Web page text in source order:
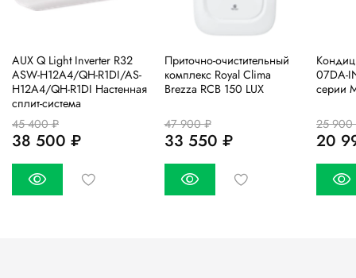
AUX Q Light Inverter R32
ASW-H12A4/QH-R1DI/AS-
H12A4/QH-R1DI Настенная
сплит-система
45 400 ₽
38 500 ₽
Приточно-очистительный
комплекс Royal Clima
Brezza RCB 150 LUX
47 900 ₽
33 550 ₽
07DA-
серии
25 900
20